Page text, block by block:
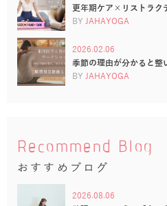
更年期ケア×リストラク
BY JAHAYOGA
2026.02.06
季節の理由が分かると
BY JAHAYOGA
Recommend Blog
おすすめブログ
2026.08.06